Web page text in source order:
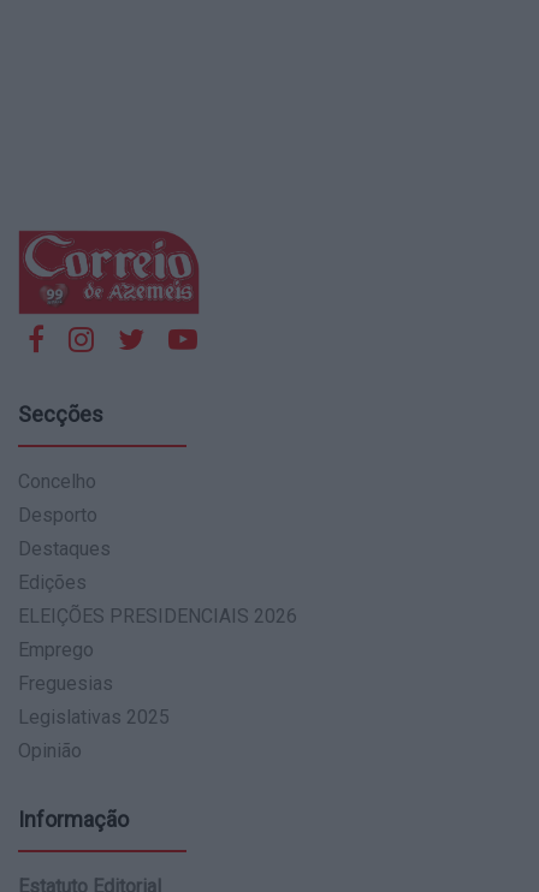
Secções
Concelho
Desporto
Destaques
Edições
ELEIÇÕES PRESIDENCIAIS 2026
Emprego
Freguesias
Legislativas 2025
Opinião
Informação
Estatuto Editorial